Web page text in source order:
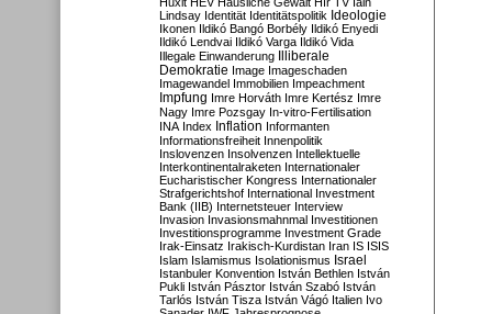
Lindsay Identität Identitätspolitik Ideologie
Ikonen Ildikó Bangó Borbély Ildikó Enyedi
Ildikó Lendvai Ildikó Varga Ildikó Vida
Illegale Einwanderung Illiberale
Demokratie Image Imageschaden
Imagewandel Immobilien Impeachment
Impfung Imre Horváth Imre Kertész Imre
Nagy Imre Pozsgay In-vitro-Fertilisation
INA Index Inflation Informanten
Informationsfreiheit Innenpolitik
Inslovenzen Insolvenzen Intellektuelle
Interkontinentalraketen Internationaler
Eucharistischer Kongress Internationaler
Strafgerichtshof International Investment
Bank (IIB) Internetsteuer Interview
Invasion Invasionsmahnmal Investitionen
Investitionsprogramme Investment Grade
Irak-Einsatz Irakisch-Kurdistan Iran IS ISIS
Islam Islamismus Isolationismus Israel
Istanbuler Konvention István Bethlen István
Pukli István Pásztor István Szabó István
Tarlós István Tisza István Vágó Italien Ivo